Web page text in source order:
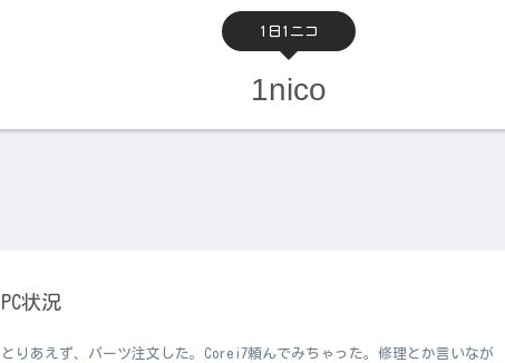
1日1ニコ
1nico
PC状況
とりあえず、パーツ注文した。Corei7頼んでみちゃった。修理とか言いなが